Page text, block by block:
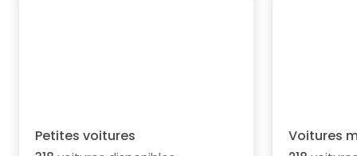
Petites voitures Voitures